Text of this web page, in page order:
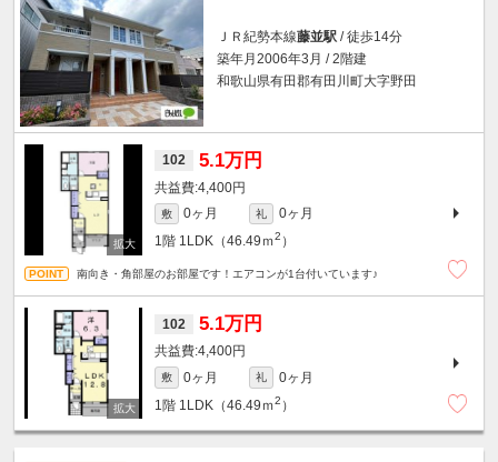
ＪＲ紀勢本線藤並駅 / 徒歩14分
築年月2006年3月 / 2階建
和歌山県有田郡有田川町大字野田
102 5.1万円
4,400円
敷 0ヶ月 礼
0ヶ月
1階 1LDK（46.49ｍ2 ）
南向き・角部屋のお部屋です！エアコンが1台付いています♪
102 5.1万円
4,400円
敷 0ヶ月 礼
0ヶ月
1階 1LDK（46.49ｍ2 ）